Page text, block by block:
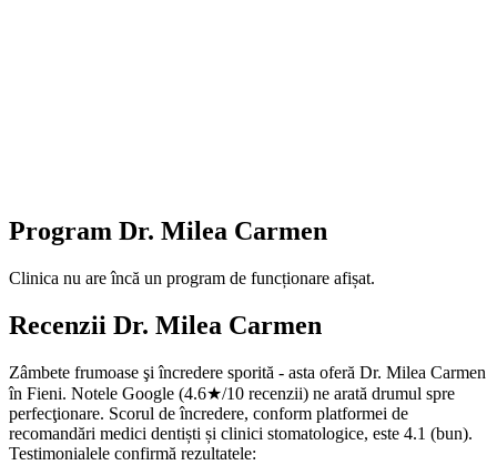
Program Dr. Milea Carmen
Clinica nu are încă un program de funcționare afișat.
Recenzii Dr. Milea Carmen
Zâmbete frumoase şi încredere sporită - asta oferă Dr. Milea Carmen
în Fieni. Notele Google (4.6★/10 recenzii) ne arată drumul spre
perfecţionare. Scorul de încredere, conform platformei de
recomandări medici dentiști și clinici stomatologice, este 4.1 (bun).
Testimonialele confirmă rezultatele: